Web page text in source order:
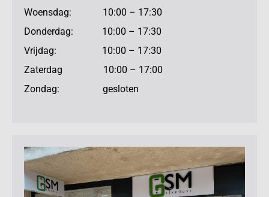
Woensdag: 10:00 – 17:30
Donderdag: 10:00 – 17:30
Vrijdag: 10:00 – 17:30
Zaterdag 10:00 – 17:00
Zondag: gesloten